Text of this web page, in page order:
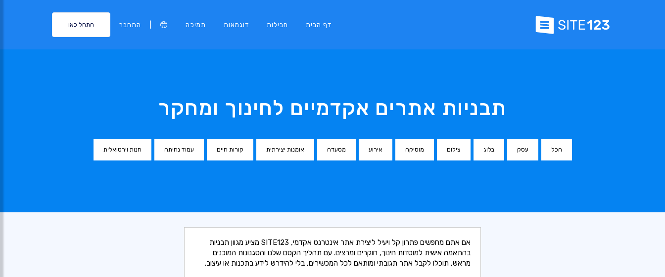
דף הבית חבילות דוגמאות תמיכה התחבר התחל כאן
תבניות אתרים אקדמיים לחינוך ומחקר
הכל עסק בלוג צילום מוסיקה אירוע מסעדה אומנות יצירתית קורות חיים עמוד נחיתה חנות וירטואלית
אם אתם מחפשים פתרון קל ויעיל ליצירת אתר אינטרנט אקדמי, SITE123 מציע מגוון תבניות
בהתאמה אישית למוסדות חינוך, חוקרים ומרצים. עם תהליך הקסם שלנו והסגנונות המוכנים
מראש, תוכלו לקבל אתר תגובתי ומותאם לכל המכשירים, בלי להידרש לידע בתכנות או עיצוב.